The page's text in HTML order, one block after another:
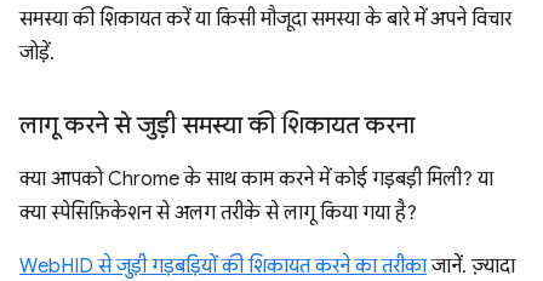
समस्या की शिकायत करें या किसी मौजूदा समस्या के बारे में अपने विचार
जोड़ें.
लागू करने से जुड़ी समस्या की शिकायत करना
क्या आपको Chrome के साथ काम करने में कोई गड़बड़ी मिली? या
क्या स्पेसिफ़िकेशन से अलग तरीके से लागू किया गया है?
WebHID से जुड़ी गड़बड़ियों की शिकायत करने का तरीकाजानें. ज़्यादा